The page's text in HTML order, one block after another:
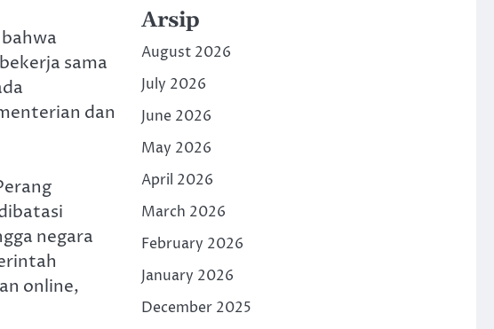
sama
dan
negara
online,
Arsip
August 2026
July 2026
June 2026
May 2026
April 2026
March 2026
February 2026
January 2026
December 2025